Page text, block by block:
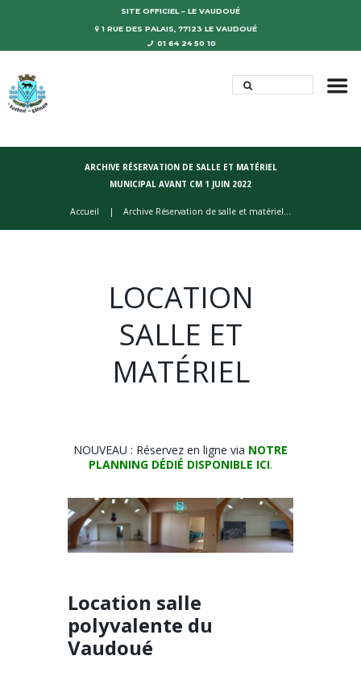
SITE OFFICIEL – LE VAUDOUÉ
1 RUE DES PALAIS, 77123 LE VAUDOUÉ
01 64 24 50 10
ARCHIVE RÉSERVATION DE SALLE ET MATÉRIEL
MUNICIPAL AVANT CM 1 JUIN 2022
Accueil Archive Réservation de salle et matériel...
LOCATION
SALLE ET
MATÉRIEL
NOUVEAU : Réservez en ligne via NOTRE
PLANNING DÉDIÉ DISPONIBLE ICI.
Location salle
polyvalente du
Vaudoué